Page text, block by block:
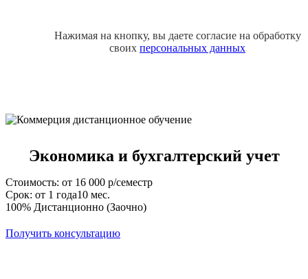
Нажимая на кнопку, вы даете согласие на обработку
своих персональных данных
Экономика и бухгалтерский учет
Стоимость: от 16 000 р/семестр
Срок: от 1 года10 мес.
100% Дистанционно (Заочно)
Получить консультацию